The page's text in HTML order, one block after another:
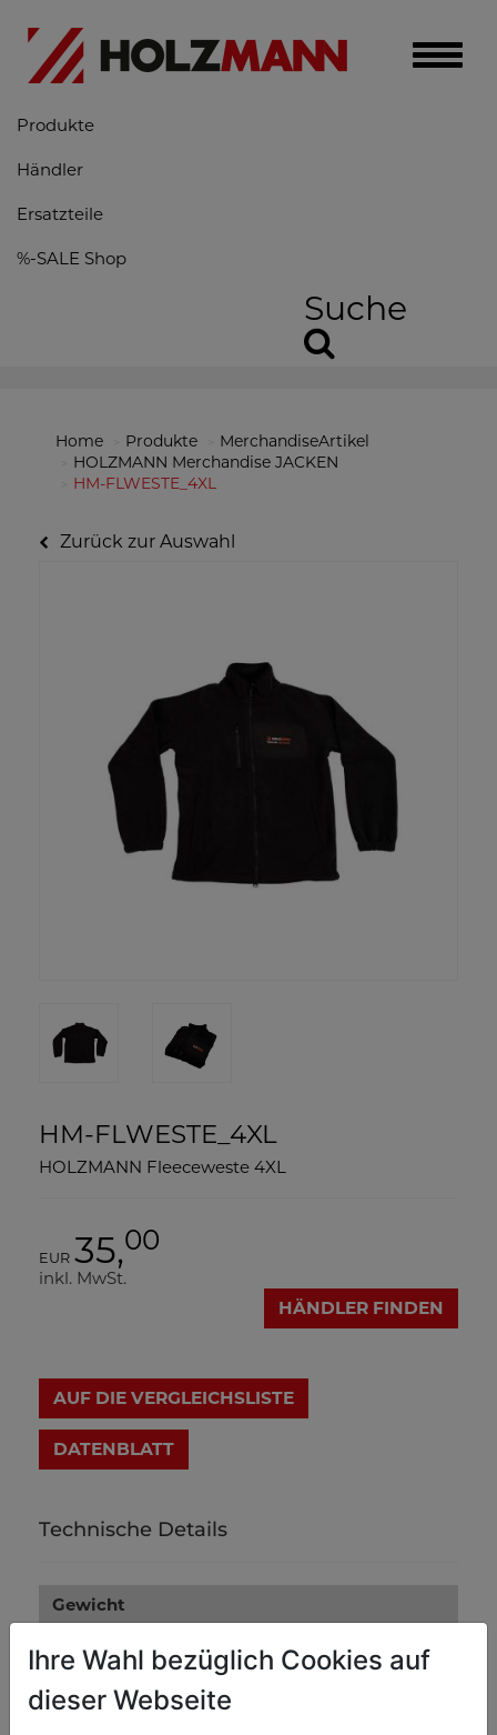
Toggle
Produkte
Händler
Ersatzteile
%-SALE Shop
Suche
Home Produkte
MerchandiseArtikel
HOLZMANN Merchandise JACKEN
HM-FLWESTE_4XL
Zurück zur Auswahl
HM-FLWESTE_4XL
HOLZMANN Fleeceweste 4XL
EUR 35,00
inkl. MwSt.
HÄNDLER FINDEN
AUF DIE VERGLEICHSLISTE
DATENBLATT
Technische Details
Gewicht
0.16
Ihre Wahl bezüglich Cookies auf
dieser Webseite